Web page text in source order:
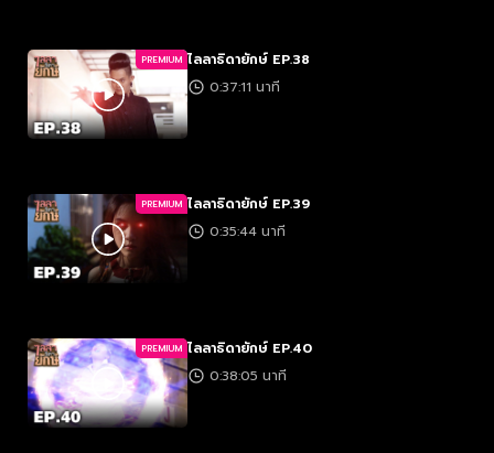
PREMIUM ไลลาธิดายักษ์ EP.38
0:37:11 นาที
PREMIUM ไลลาธิดายักษ์ EP.39
0:35:44 นาที
PREMIUM ไลลาธิดายักษ์ EP.40
0:38:05 นาที